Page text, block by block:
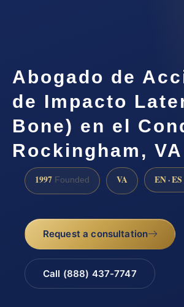
Abogado de
de Impacto
Bone) en el
Rockingham, VA
1997 Founded VA EN · ES
Request a consultation
Call (888) 437-7747